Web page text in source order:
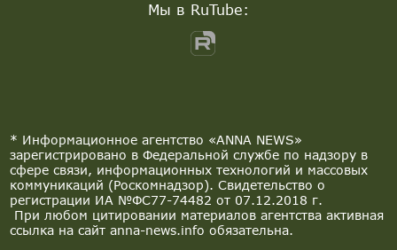
* Информационное агентство «ANNA NEWS»
зарегистрировано в Федеральной службе по надзору в
сфере связи, информационных технологий и массовых
коммуникаций (Роскомнадзор). Свидетельство о
регистрации ИА №ФС77-74482 от 07.12.2018 г.
При любом цитировании материалов агентства активная
ссылка на сайт anna-news.info обязательна.
Мы в RuTube: